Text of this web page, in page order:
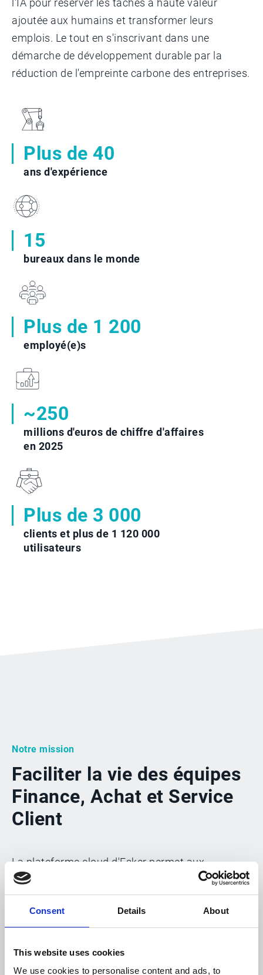
Consent Details About
This website uses cookies
We use cookies to personalise content and ads, to
l'IA pour réserver les tâches à haute valeur
ajoutée aux humains et transformer leurs
emplois. Le tout en s'inscrivant dans une
démarche de développement durable par la
réduction de l'empreinte carbone des entreprises.
Plus de 40
ans d'expérience
15
bureaux dans le monde
Plus de 1 200
employé(e)s
~250
millions d'euros de chiffre d'affaires
en 2025
Plus de 3 000
clients et plus de 1 120 000
utilisateurs
Notre mission
Faciliter la vie des équipes
Finance, Achat et Service
Client
La plateforme cloud d'Esker permet aux
entreprises de toute taille et de tout secteur
d'activité d'atteindre une véritable croissance qui
profite à tout son écosystème.